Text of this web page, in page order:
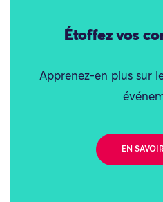
Étoffez vos
Apprenez-en plus sur
EN